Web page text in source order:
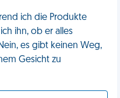
ich die Produkte
ihn, ob er alles
es gibt keinen Weg,
Gesicht zu